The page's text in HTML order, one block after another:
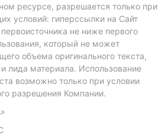
ресурсе, разрешается только при
условий: гиперссылки на Сайт
не ниже первого
который не может
объема оригинального текста,
лида материала. Использование
возможно только при условии
разрешения Компании.